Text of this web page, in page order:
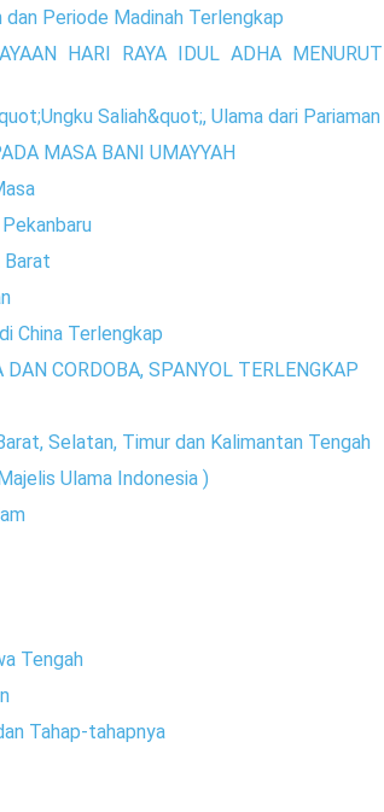
Periode Madinah Terlengkap
HARI RAYA IDUL ADHA MENURUT
Saliah&quot;, Ulama dari Pariaman
MASA BANI UMAYYAH
Barat
China Terlengkap
CORDOBA, SPANYOL TERLENGKAP
Selatan, Timur dan Kalimantan Tengah
Ulama Indonesia )
Tengah
Tahap-tahapnya